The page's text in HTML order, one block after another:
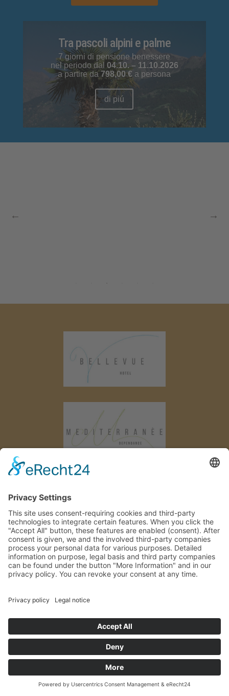
Tra pascoli alpini e palme
7 giorni di pensione benessere
nel periodo dal 04.10. – 11.10.2026
a partire da798,00 € a persona
di piú
Hotel Bellevue*** ∎
Dagmar
Klotzner ∎ Via Segenbühel 21 ∎ 39019
Dorf Tirol ∎ Alto Adige/Italia
Tel.:0039 0473 923522Fax.: 0039
0473 923174 ∎ info@bellevue-

Come arrivare